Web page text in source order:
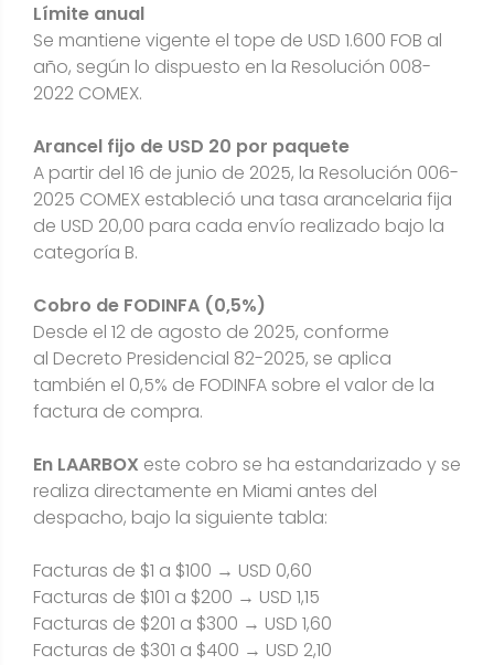
Límite anual
Se mantiene vigente el tope de USD 1.600 FOB al
año, según lo dispuesto en la Resolución 008-
2022 COMEX.
Arancel fijo de USD 20 por paquete
A partir del 16 de junio de 2025, la Resolución 006-
2025 COMEX estableció una tasa arancelaria fija
de USD 20,00 para cada envío realizado bajo la
categoría B.
Cobro de FODINFA (0,5%)
Desde el 12 de agosto de 2025, conforme
al Decreto Presidencial 82-2025, se aplica
también el 0,5% de FODINFA sobre el valor de la
factura de compra.
En LAARBOX este cobro se ha estandarizado y se
realiza directamente en Miami antes del
despacho, bajo la siguiente tabla:
Facturas de $1 a $100 → USD 0,60
Facturas de $101 a $200 → USD 1,15
Facturas de $201 a $300 → USD 1,60
Facturas de $301 a $400 → USD 2,10